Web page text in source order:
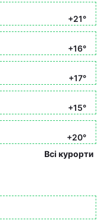
+21°
+16°
+17°
+15°
+20°
Всі курорти